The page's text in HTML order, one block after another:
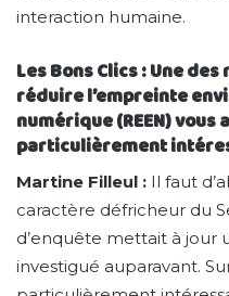
interaction humaine.
Les Bons Clics : Une
réduire l’empreinte
numérique (REEN)
particulièrement
Martine Filleul : Il faut
caractère défricheur du
d’enquête mettait à jour
investigué auparavant.